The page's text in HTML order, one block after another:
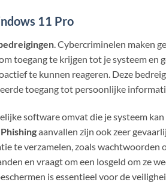
11 Pro
. Cybercriminelen maken
toegang te krijgen tot je systeem en
te kunnen reageren. Deze
toegang tot persoonlijke
software omvat die je systeem
Phishingaanvallen zijn ook zeer
te verzamelen, zoals wachtwoorden
en vraagt om een losgeld om ze
is essentieel voor de